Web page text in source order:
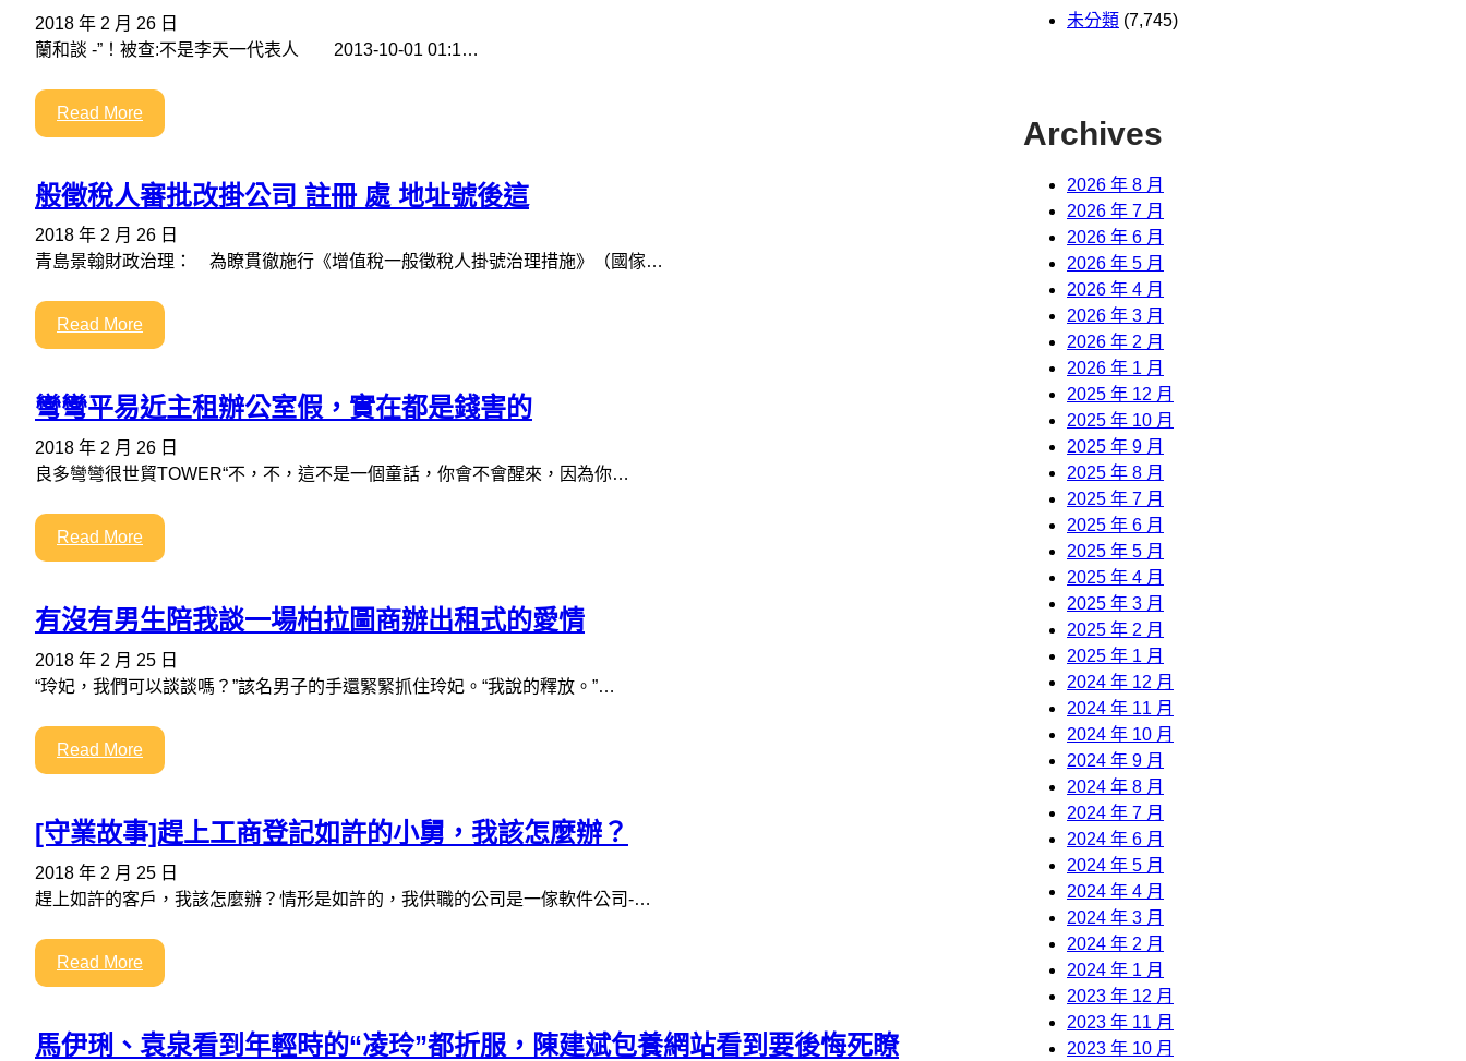
2018 年 2 月 26 日
蘭和談 -”！被查:不是李天一代表人 2013-10-01 01:1…
Read More
般徵稅人審批改掛公司 註冊 處 地址號後這
2018 年 2 月 26 日
青島景翰財政治理： 為瞭貫徹施行《增值稅一般徵稅人掛號治理措施》（國傢…
Read More
彎彎平易近主租辦公室假，實在都是錢害的
2018 年 2 月 26 日
良多彎彎很世貿TOWER“不，不，這不是一個童話，你會不會醒來，因為你…
Read More
有沒有男生陪我談一場柏拉圖商辦出租式的愛情
2018 年 2 月 25 日
“玲妃，我們可以談談嗎？”該名男子的手還緊緊抓住玲妃。“我說的釋放。”…
Read More
[守業故事]趕上工商登記如許的小舅，我該怎麼辦？
2018 年 2 月 25 日
趕上如許的客戶，我該怎麼辦？情形是如許的，我供職的公司是一傢軟件公司-…
Read More
馬伊琍、袁泉看到年輕時的“凌玲”都折服，陳建斌包養網站看到要後悔死瞭
未分類 (7,745)
Archives
2026 年 8 月
2026 年 7 月
2026 年 6 月
2026 年 5 月
2026 年 4 月
2026 年 3 月
2026 年 2 月
2026 年 1 月
2025 年 12 月
2025 年 10 月
2025 年 9 月
2025 年 8 月
2025 年 7 月
2025 年 6 月
2025 年 5 月
2025 年 4 月
2025 年 3 月
2025 年 2 月
2025 年 1 月
2024 年 12 月
2024 年 11 月
2024 年 10 月
2024 年 9 月
2024 年 8 月
2024 年 7 月
2024 年 6 月
2024 年 5 月
2024 年 4 月
2024 年 3 月
2024 年 2 月
2024 年 1 月
2023 年 12 月
2023 年 11 月
2023 年 10 月